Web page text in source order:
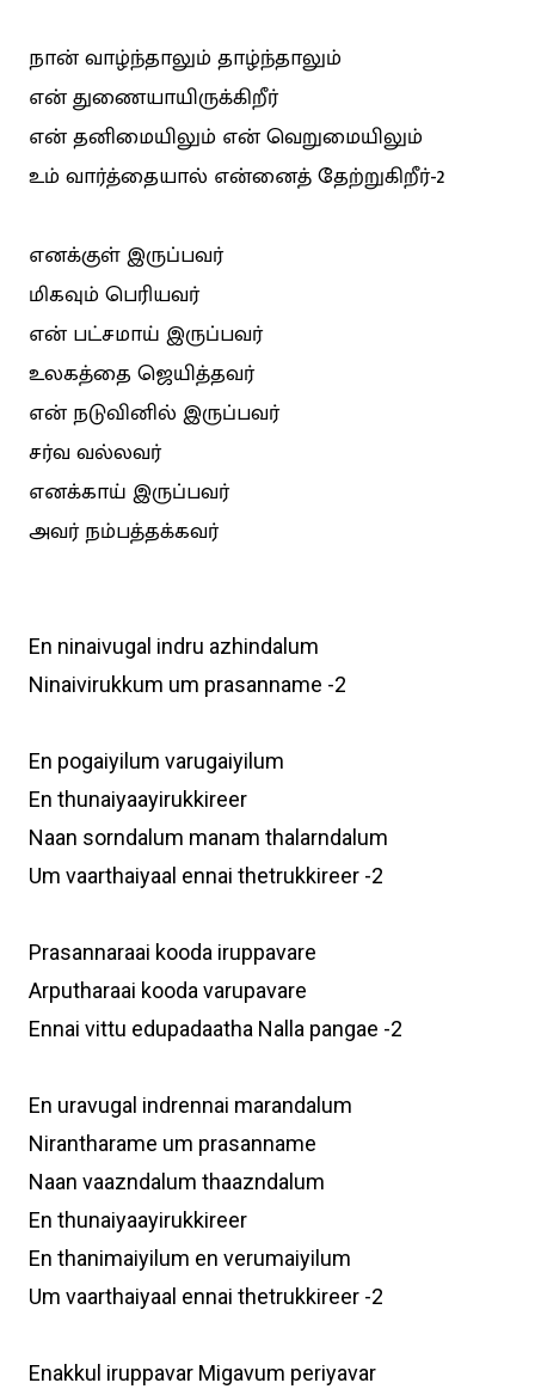
நான் வாழ்ந்தாலும் தாழ்ந்தாலும்
என் துணையாயிருக்கிறீர்
என் தனிமையிலும் என் வெறுமையிலும்
உம் வார்த்தையால் என்னைத் தேற்றுகிறீர்-2
எனக்குள் இருப்பவர்
மிகவும் பெரியவர்
என் பட்சமாய் இருப்பவர்
உலகத்தை ஜெயித்தவர்
என் நடுவினில் இருப்பவர்
சர்வ வல்லவர்
எனக்காய் இருப்பவர்
அவர் நம்பத்தக்கவர்
En ninaivugal indru azhindalum
Ninaivirukkum um prasanname -2
En pogaiyilum varugaiyilum
En thunaiyaayirukkireer
Naan sorndalum manam thalarndalum
Um vaarthaiyaal ennai thetrukkireer -2
Prasannaraai kooda iruppavare
Arputharaai kooda varupavare
Ennai vittu edupadaatha Nalla pangae -2
En uravugal indrennai marandalum
Nirantharame um prasanname
Naan vaazndalum thaazndalum
En thunaiyaayirukkireer
En thanimaiyilum en verumaiyilum
Um vaarthaiyaal ennai thetrukkireer -2
Enakkul iruppavar Migavum periyavar